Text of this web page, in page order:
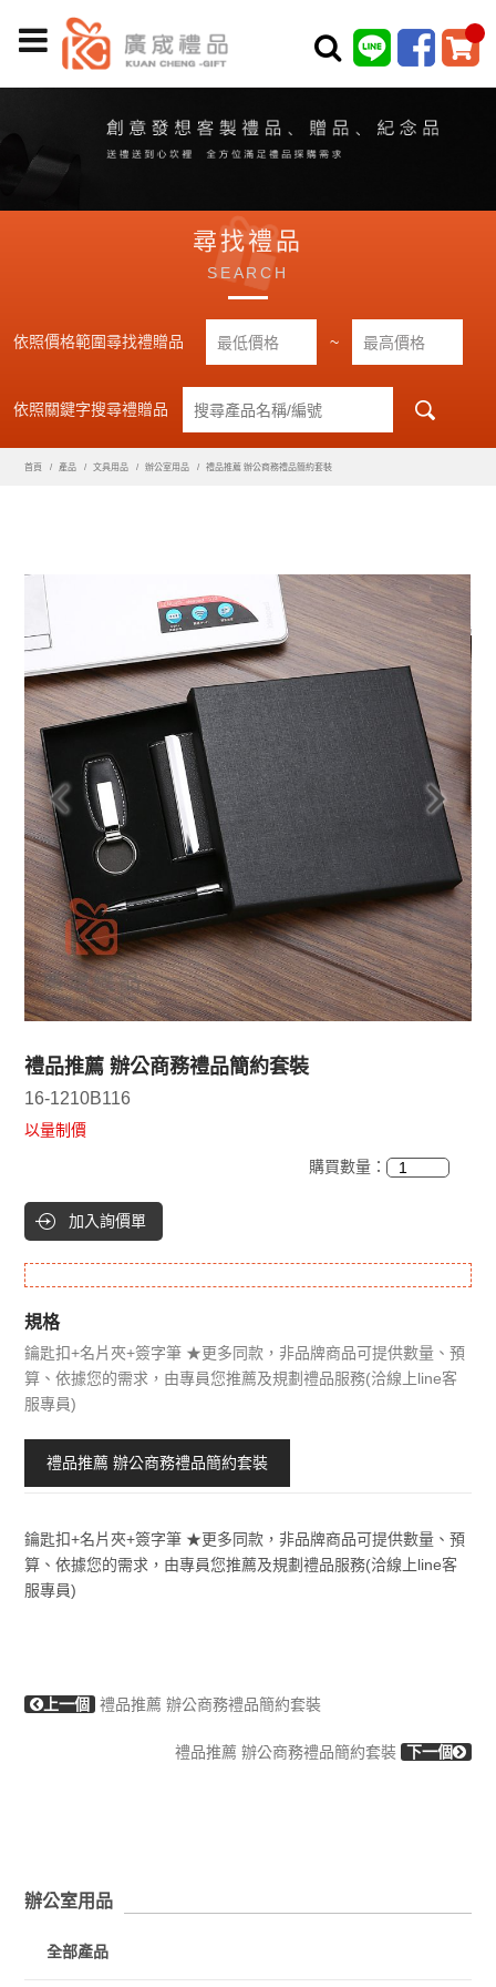
尋找禮品
SEARCH
依照價格範圍尋找禮贈品 ~
依照關鍵字搜尋禮贈品
首頁 產品 文具用品 辦公室用品 禮品推薦 辦公商務禮品簡約套裝
禮品推薦 辦公商務禮品簡約套裝
16-1210B116
以量制價
購買數量：
加入詢價單
規格
鑰匙扣+名片夾+簽字筆 ★更多同款，非品牌商品可提供數量、預
算、依據您的需求，由專員您推薦及規劃禮品服務(洽線上line客
服專員)
禮品推薦 辦公商務禮品簡約套裝
鑰匙扣+名片夾+簽字筆 ★更多同款，非品牌商品可提供數量、預
算、依據您的需求，由專員您推薦及規劃禮品服務(洽線上line客
服專員)
上一個 禮品推薦 辦公商務禮品簡約套裝
禮品推薦 辦公商務禮品簡約套裝 下一個
辦公室用品
全部產品